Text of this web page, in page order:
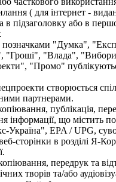
( для інтернет -
в підзаголовку або в
"Думка",
"Гроші", "Влада",
"Промо"
створюється
партнерами.
публікація,
інформації, що містить
Україна", EPA / UPG,
сторінки в розділі Я-
передрук та
творів та/або